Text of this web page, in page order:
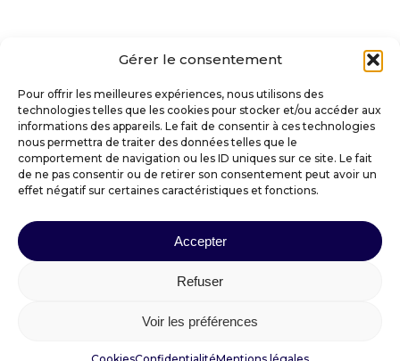
Gérer le consentement
Pour offrir les meilleures expériences, nous utilisons des
technologies telles que les cookies pour stocker et/ou accéder aux
informations des appareils. Le fait de consentir à ces technologies
nous permettra de traiter des données telles que le
comportement de navigation ou les ID uniques sur ce site. Le fait
de ne pas consentir ou de retirer son consentement peut avoir un
effet négatif sur certaines caractéristiques et fonctions.
Accepter
Refuser
Voir les préférences
63450 SAINT-AMANT-TALLENDE
mairie@saintamanttallende.fr